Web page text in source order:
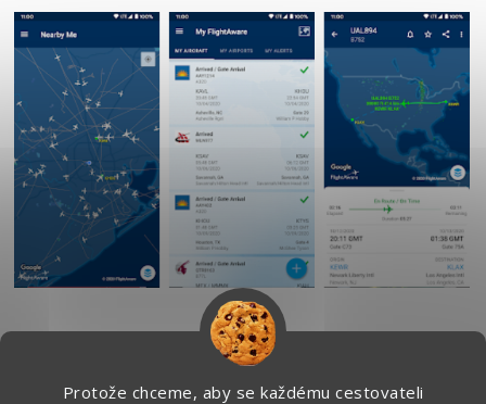
Protože chceme, aby se každému cestovateli
Doprava a navigace